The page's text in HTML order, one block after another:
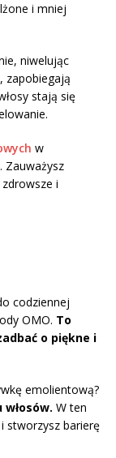
i mniej
niwelując
zapobiegają
stają się
w
Zauważysz
i
codziennej
OMO. To
o piękne i
emolientową?
W ten
stworzysz barierę